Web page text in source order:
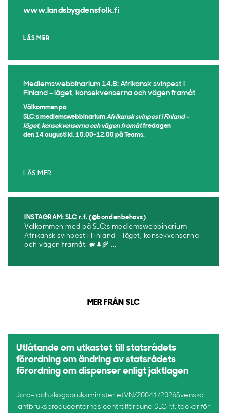
www.landsbygdensfolk.fi
LÄS MER
Medlemswebbinarium 14.8: Afrikansk svinpest i
Finland – läget, konsekvenserna och vägen framåt
Välkommen på
SLC:s medlemswebbinariumAfrikansk svinpest i Finland –
läget, konsekvenserna och vägen framåtfredagen
den 14 augusti kl. 10.00-12.00 på Teams.
LÄS MER
INSTAGRAM: SLC r.f. (@bondenbehovs)
Välkommen med på SLC:s medlemswebbinarium
Afrikansk svinpest i Finland – läget, konsekvenserna
och vägen framåt. 🐗🌲🌾 ...
MER FRÅN SLC
Utlåtande om utkastet till statsrådets
förordning om ändring av statsrådets
förordning om dispenser enligt jaktlagen
Jord- och skogsbruksministerietVN/20041/2026Svenska
lantbruksproducenternas centralförbund SLC r.f. tackar för